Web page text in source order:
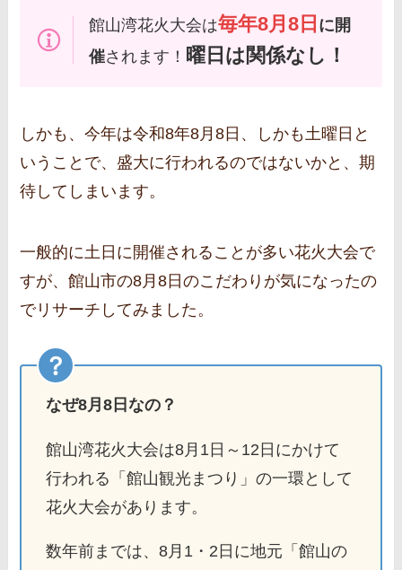
館山湾花火大会は毎年8月8日 に開
催されます！ 曜日は関係なし！
しかも、今年は令和8年8月8日、しかも土曜日と
いうことで、盛大に行われるのではないかと、期
待してしまいます。
一般的に土日に開催されることが多い花火大会で
すが、館山市の8月8日のこだわりが気になったの
でリサーチしてみました。
なぜ8月8日なの？
館山湾花火大会は8月1日～12日にかけて
行われる「館山観光まつり」の一環として
花火大会があります。
数年前までは、8月1・2日に地元「館山の